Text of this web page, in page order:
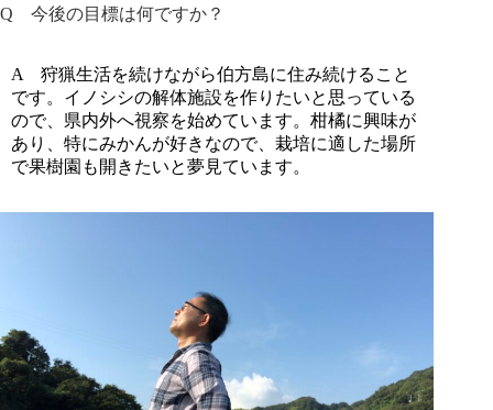
Q 今後の目標は何ですか？
A 狩猟生活を続けながら伯方島に住み続けること
です。イノシシの解体施設を作りたいと思っている
ので、県内外へ視察を始めています。柑橘に興味が
あり、特にみかんが好きなので、栽培に適した場所
で果樹園も開きたいと夢見ています。